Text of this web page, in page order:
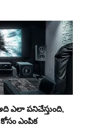
ఎలా పనిచేస్తుంది,
ఎంపిక